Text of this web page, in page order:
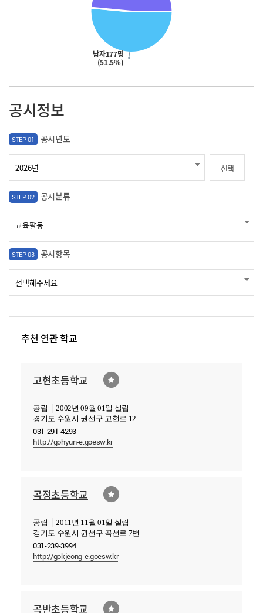
남자177명
(51.5%)
공시정보
STEP 01 공시년도
선택
STEP 02 공시분류
STEP 03 공시항목
추천 연관 학교
고현초등학교
공립 │ 2002년 09월 01일 설립
경기도 수원시 권선구 고현로 12
031-291-4293
http://gohyun-e.goesw.kr
곡정초등학교
공립 │ 2011년 11월 01일 설립
경기도 수원시 권선구 곡선로 7번
031-239-3994
http://gokjeong-e.goesw.kr
곡반초등학교